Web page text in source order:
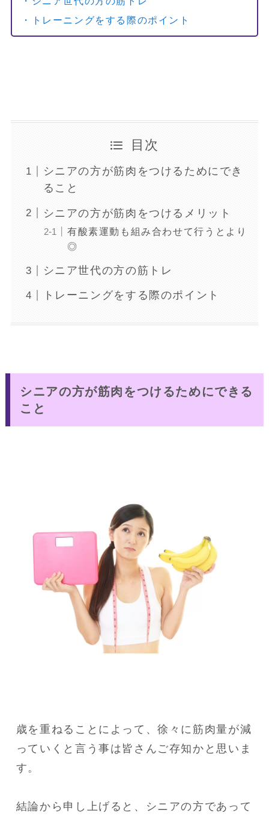
・トレーニングをする際のポイント
目次
シニアの方が筋肉をつけるためにでき
ること
シニアの方が筋肉をつけるメリット
有酸素運動も組み合わせて行うとより
◎
シニア世代の方の筋トレ
トレーニングをする際のポイント
シニアの方が筋肉をつけるためにできる
こと
歳を重ねることによって、徐々に筋肉量が減
っていくと言う事は皆さんご存知かと思いま
す。
結論から申し上げると、シニアの方であって